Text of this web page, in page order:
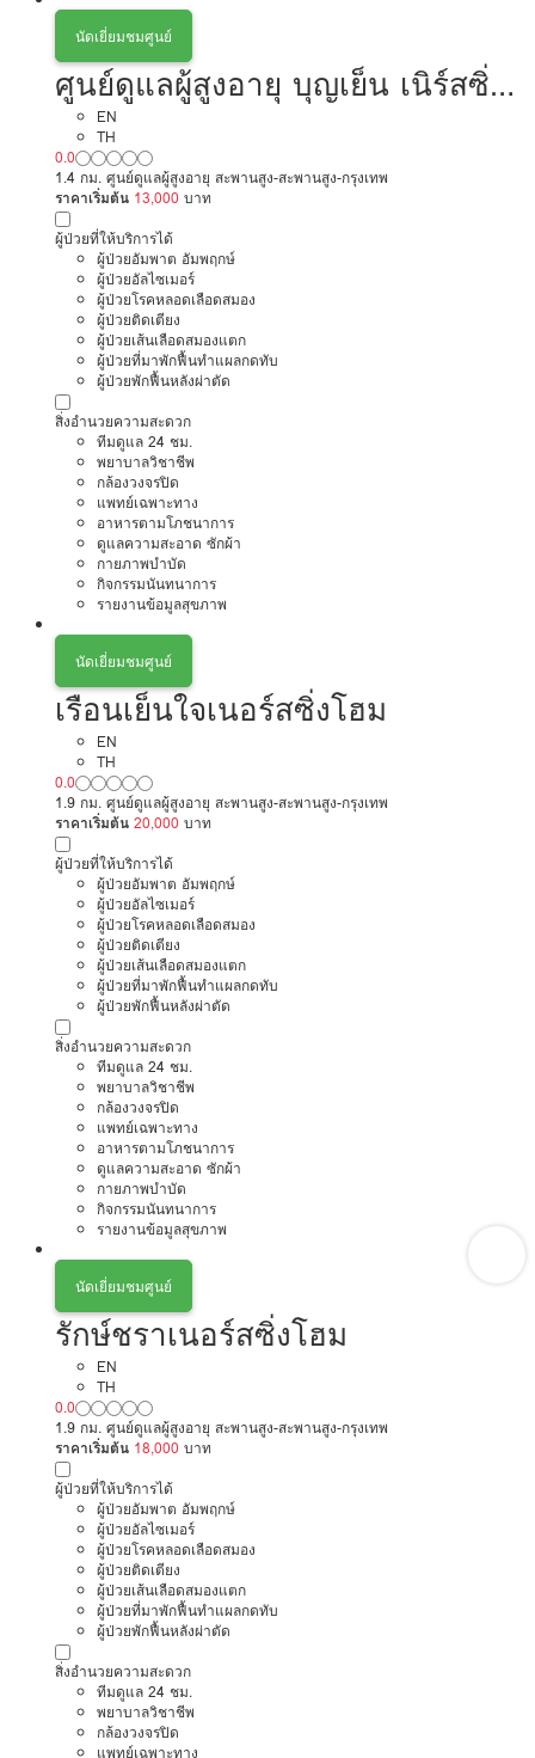
นัดเยี่ยมชมศูนย์
ศูนย์ดูแลผู้สูงอายุ บุญเย็น เนิร์สซิ่ง
โฮม
EN
TH
0.0
1.4 กม. ศูนย์ดูแลผู้สูงอายุ สะพานสูง-สะพานสูง-กรุงเทพ
ราคาเริ่มต้น 13,000 บาท
ผู้ป่วยที่ให้บริการได้
ผู้ป่วยอัมพาต อัมพฤกษ์
ผู้ป่วยอัลไซเมอร์
ผู้ป่วยโรคหลอดเลือดสมอง
ผู้ป่วยติดเตียง
ผู้ป่วยเส้นเลือดสมองแตก
ผู้ป่วยที่มาพักฟื้นทำแผลกดทับ
ผู้ป่วยพักฟื้นหลังผ่าตัด
สิ่งอำนวยความสะดวก
ทีมดูแล 24 ชม.
พยาบาลวิชาชีพ
กล้องวงจรปิด
แพทย์เฉพาะทาง
อาหารตามโภชนาการ
ดูแลความสะอาด ซักผ้า
กายภาพบำบัด
กิจกรรมนันทนาการ
รายงานข้อมูลสุขภาพ
นัดเยี่ยมชมศูนย์
เรือนเย็นใจเนอร์สซิ่งโฮม
EN
TH
0.0
1.9 กม. ศูนย์ดูแลผู้สูงอายุ สะพานสูง-สะพานสูง-กรุงเทพ
ราคาเริ่มต้น 20,000 บาท
ผู้ป่วยที่ให้บริการได้
ผู้ป่วยอัมพาต อัมพฤกษ์
ผู้ป่วยอัลไซเมอร์
ผู้ป่วยโรคหลอดเลือดสมอง
ผู้ป่วยติดเตียง
ผู้ป่วยเส้นเลือดสมองแตก
ผู้ป่วยที่มาพักฟื้นทำแผลกดทับ
ผู้ป่วยพักฟื้นหลังผ่าตัด
สิ่งอำนวยความสะดวก
ทีมดูแล 24 ชม.
พยาบาลวิชาชีพ
กล้องวงจรปิด
แพทย์เฉพาะทาง
อาหารตามโภชนาการ
ดูแลความสะอาด ซักผ้า
กายภาพบำบัด
กิจกรรมนันทนาการ
รายงานข้อมูลสุขภาพ
นัดเยี่ยมชมศูนย์
รักษ์ชราเนอร์สซิ่งโฮม
EN
TH
0.0
1.9 กม. ศูนย์ดูแลผู้สูงอายุ สะพานสูง-สะพานสูง-กรุงเทพ
ราคาเริ่มต้น 18,000 บาท
ผู้ป่วยที่ให้บริการได้
ผู้ป่วยอัมพาต อัมพฤกษ์
ผู้ป่วยอัลไซเมอร์
ผู้ป่วยโรคหลอดเลือดสมอง
ผู้ป่วยติดเตียง
ผู้ป่วยเส้นเลือดสมองแตก
ผู้ป่วยที่มาพักฟื้นทำแผลกดทับ
ผู้ป่วยพักฟื้นหลังผ่าตัด
สิ่งอำนวยความสะดวก
ทีมดูแล 24 ชม.
พยาบาลวิชาชีพ
กล้องวงจรปิด
แพทย์เฉพาะทาง